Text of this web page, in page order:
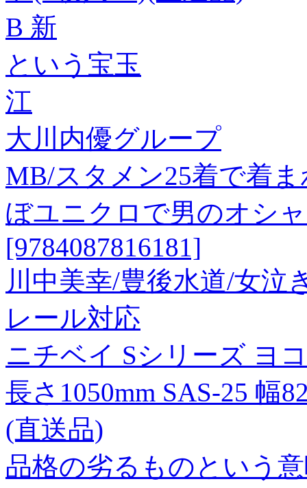
B 新
という宝玉
江
大川内優グループ
MB/スタメン25着で着
ぼユニクロで男のオシ
[9784087816181]
川中美幸/豊後水道/女泣
レール対応
ニチベイ Sシリーズ ヨ
長さ1050mm SAS-25 幅
(直送品)
品格の劣るものという